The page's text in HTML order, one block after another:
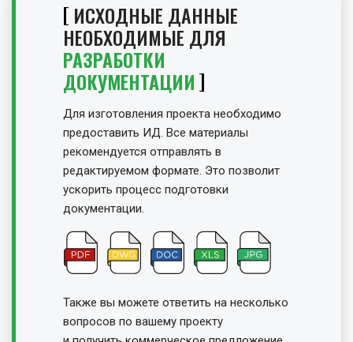
ИСХОДНЫЕ ДАННЫЕ
НЕОБХОДИМЫЕ ДЛЯ
РАЗРАБОТКИ
ДОКУМЕНТАЦИИ
Для изготовления проекта необходимо
предоставить ИД. Все материалы
рекомендуется отправлять в
редактируемом формате. Это позволит
ускорить процесс подготовки
документации.
Также вы можете ответить на несколько
вопросов по вашему проекту